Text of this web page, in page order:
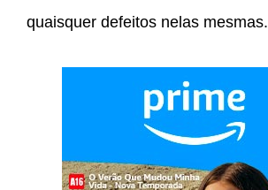
quaisquer defeitos nelas mesmas.